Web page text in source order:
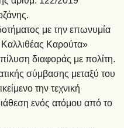
με την επωνυμία
Καρούτα»
διαφοράς με πολίτη.
σύμβασης μεταξύ του
την τεχνική
ενός ατόμου από το